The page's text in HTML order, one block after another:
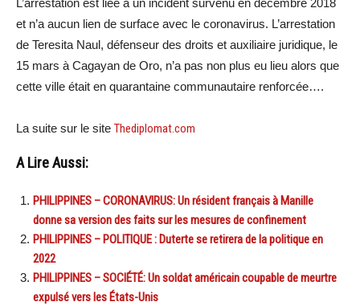
L’arrestation est liée à un incident survenu en décembre 2018
et n’a aucun lien de surface avec le coronavirus. L’arrestation
de Teresita Naul, défenseur des droits et auxiliaire juridique, le
15 mars à Cagayan de Oro, n’a pas non plus eu lieu alors que
cette ville était en quarantaine communautaire renforcée….
La suite sur le site Thediplomat.com
A Lire Aussi:
PHILIPPINES – CORONAVIRUS: Un résident français à Manille
donne sa version des faits sur les mesures de confinement
PHILIPPINES – POLITIQUE : Duterte se retirera de la politique en
2022
PHILIPPINES – SOCIÉTÉ: Un soldat américain coupable de meurtre
expulsé vers les États-Unis